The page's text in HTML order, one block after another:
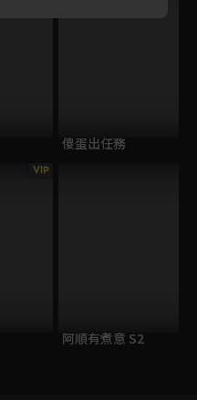
傻蛋出任務
VIP
阿順有煮意 S2